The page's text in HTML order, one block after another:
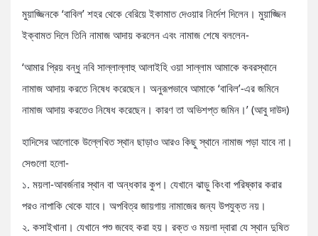
মুয়াজ্জিনকে ‘বাবিল’ শহর থেকে বেরিয়ে ইকামাত দেওয়ার নির্দেশ দিলেন। মুয়াজ্জিন
ইক্বামত দিলে তিনি নামাজ আদায় করলেন এবং নামাজ শেষে বললেন-
‘আমার প্রিয় বন্ধু নবি সাল্লাল্লাহু আলাইহি ওয়া সাল্লাম আমাকে কবরস্থানে
নামাজ আদায় করতে নিষেধ করেছেন। অনুরূপভাবে আমাকে ‘বাবিল’-এর জমিনে
নামাজ আদায় করতেও নিষেধ করেছেন। কারণ তা অভিশপ্ত জমিন।’ (আবু দাউদ)
হাদিসের আলোকে উল্লেখিত স্থান ছাড়াও আরও কিছু স্থানে নামাজ পড়া যাবে না।
সেগুলো হলো-
১. ময়লা-আবর্জনার স্থান বা অন্ধকার কুপ। যেখানে ঝাড়ু কিংবা পরিষ্কার করার
পরও নাপাকি থেকে যাবে। অপবিত্র জায়গায় নামাজের জন্য উপযুক্ত নয়।
২. কসাইখানা। যেখানে পশু জবেহ করা হয়। রক্ত ও ময়লা দ্বারা যে স্থান দুষিত